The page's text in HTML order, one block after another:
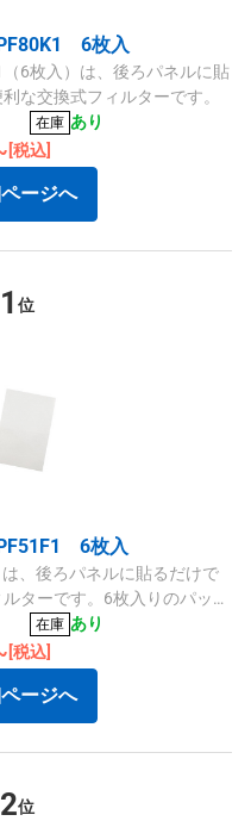
6枚入
6枚入）は、後ろパネルに貼
な交換式フィルターです。
在庫 あり
[税込]
ージへ
位
6枚入
、後ろパネルに貼るだけで
ターです。6枚入りのパック
在庫 あり
[税込]
ージへ
位